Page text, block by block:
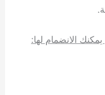
الانضمام لها: